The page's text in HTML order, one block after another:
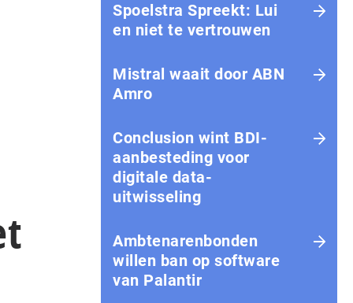
Spoelstra Spreekt: Lui
en niet te vertrouwen
Mistral waait door ABN
Amro
Conclusion wint BDI-
aanbesteding voor
digitale data-
uitwisseling
Ambtenarenbonden
willen ban op software
van Palantir